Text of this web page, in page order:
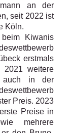
an der
seit 2022 ist
Köln.
Kiwanis
erstmals
2021 weitere
in der
Preis. 2023
Preise in
mehrere